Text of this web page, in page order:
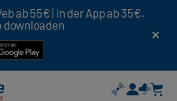
ab 55€ | In der App ab 35€.